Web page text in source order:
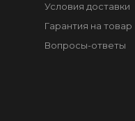
Условия доставки
Гарантия на товар
Вопросы-ответы